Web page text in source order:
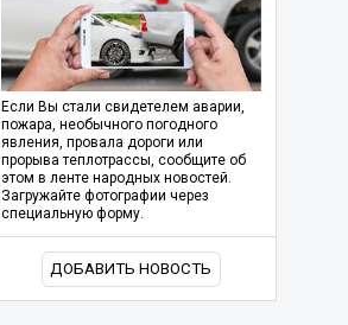
Если Вы стали свидетелем аварии,
пожара, необычного погодного
явления, провала дороги или
прорыва теплотрассы, сообщите об
этом в ленте народных новостей.
Загружайте фотографии через
специальную форму.
ДОБАВИТЬ НОВОСТЬ